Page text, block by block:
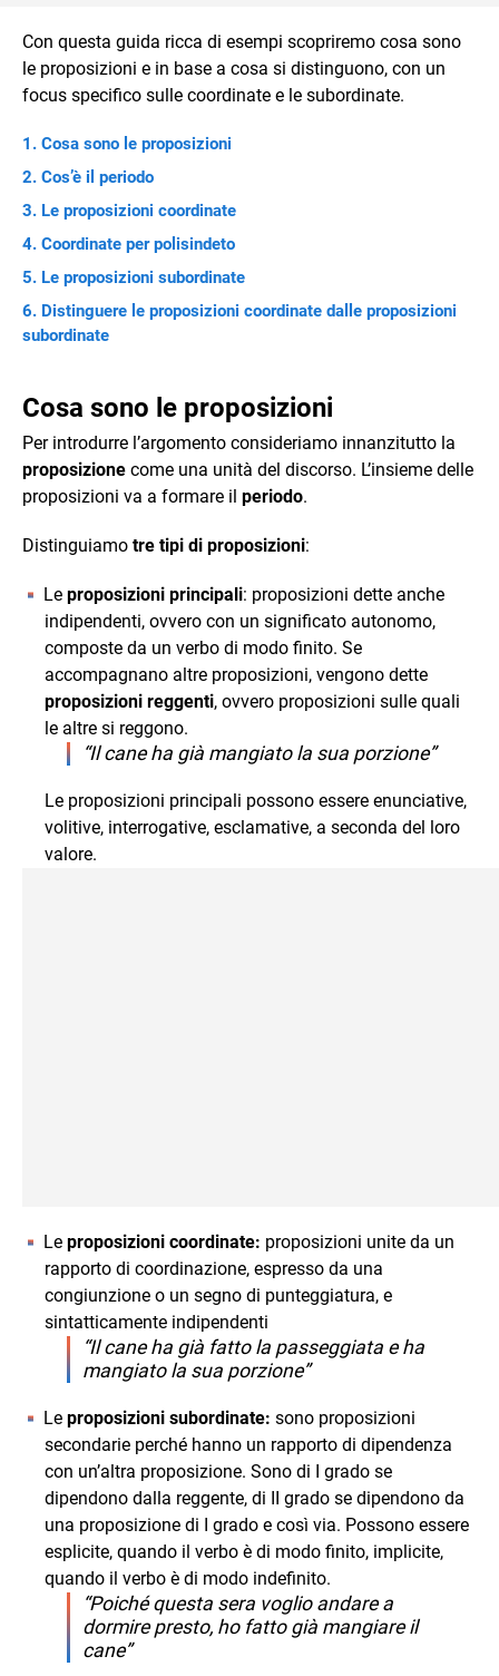
Con questa guida ricca di esempi scopriremo cosa sono
le proposizioni e in base a cosa si distinguono, con un
focus specifico sulle coordinate e le subordinate.
Cosa sono le proposizioni
Cos’è il periodo
Le proposizioni coordinate
Coordinate per polisindeto
Le proposizioni subordinate
Distinguere le proposizioni coordinate dalle proposizioni
subordinate
Cosa sono le proposizioni
Per introdurre l’argomento consideriamo innanzitutto la
proposizione come una unità del discorso. L’insieme delle
proposizioni va a formare il periodo.
Distinguiamo tre tipi di proposizioni:
Le proposizioni principali: proposizioni dette anche
indipendenti, ovvero con un significato autonomo,
composte da un verbo di modo finito. Se
accompagnano altre proposizioni, vengono dette
proposizioni reggenti, ovvero proposizioni sulle quali
le altre si reggono.
“Il cane ha già mangiato la sua porzione”
Le proposizioni principali possono essere enunciative,
volitive, interrogative, esclamative, a seconda del loro
valore.
Le proposizioni coordinate: proposizioni unite da un
rapporto di coordinazione, espresso da una
congiunzione o un segno di punteggiatura, e
sintatticamente indipendenti
“Il cane ha già fatto la passeggiata e ha
mangiato la sua porzione”
Le proposizioni subordinate: sono proposizioni
secondarie perché hanno un rapporto di dipendenza
con un’altra proposizione. Sono di I grado se
dipendono dalla reggente, di II grado se dipendono da
una proposizione di I grado e così via. Possono essere
esplicite, quando il verbo è di modo finito, implicite,
quando il verbo è di modo indefinito.
“Poiché questa sera voglio andare a
dormire presto, ho fatto già mangiare il
cane”